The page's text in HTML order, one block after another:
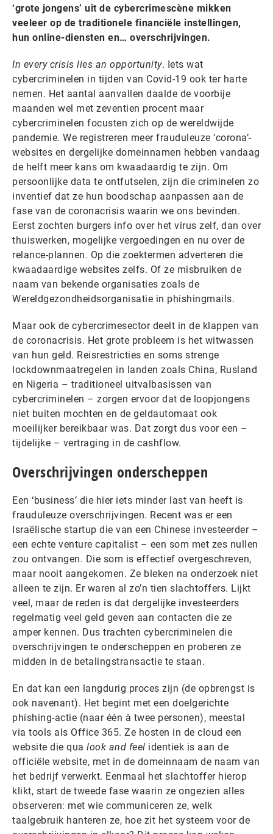
‘grote jongens’ uit de cybercrimescène mikken
veeleer op de traditionele financiële instellingen,
hun online-diensten en… overschrijvingen.
In every crisis lies an opportunity. Iets wat
cybercriminelen in tijden van Covid-19 ook ter harte
nemen. Het aantal aanvallen daalde de voorbije
maanden wel met zeventien procent maar
cybercriminelen focusten zich op de wereldwijde
pandemie. We registreren meer frauduleuze ‘corona’-
websites en dergelijke domeinnamen hebben vandaag
de helft meer kans om kwaadaardig te zijn. Om
persoonlijke data te ontfutselen, zijn die criminelen zo
inventief dat ze hun boodschap aanpassen aan de
fase van de coronacrisis waarin we ons bevinden.
Eerst zochten burgers info over het virus zelf, dan over
thuiswerken, mogelijke vergoedingen en nu over de
relance-plannen. Op die zoektermen adverteren die
kwaadaardige websites zelfs. Of ze misbruiken de
naam van bekende organisaties zoals de
Wereldgezondheidsorganisatie in phishingmails.
Maar ook de cybercrimesector deelt in de klappen van
de coronacrisis. Het grote probleem is het witwassen
van hun geld. Reisrestricties en soms strenge
lockdownmaatregelen in landen zoals China, Rusland
en Nigeria – traditioneel uitvalbasissen van
cybercriminelen – zorgen ervoor dat de loopjongens
niet buiten mochten en de geldautomaat ook
moeilijker bereikbaar was. Dat zorgt dus voor een –
tijdelijke – vertraging in de cashflow.
Overschrijvingen onderscheppen
Een ‘business’ die hier iets minder last van heeft is
frauduleuze overschrijvingen. Recent was er een
Israëlische startup die van een Chinese investeerder –
een echte venture capitalist – een som met zes nullen
zou ontvangen. Die som is effectief overgeschreven,
maar nooit aangekomen. Ze bleken na onderzoek niet
alleen te zijn. Er waren al zo’n tien slachtoffers. Lijkt
veel, maar de reden is dat dergelijke investeerders
regelmatig veel geld geven aan contacten die ze
amper kennen. Dus trachten cybercriminelen die
overschrijvingen te onderscheppen en proberen ze
midden in de betalingstransactie te staan.
En dat kan een langdurig proces zijn (de opbrengst is
ook navenant). Het begint met een doelgerichte
phishing-actie (naar één à twee personen), meestal
via tools als Office 365. Ze hosten in de cloud een
website die qua look and feel identiek is aan de
officiële website, met in de domeinnaam de naam van
het bedrijf verwerkt. Eenmaal het slachtoffer hierop
klikt, start de tweede fase waarin ze ongezien alles
observeren: met wie communiceren ze, welk
taalgebruik hanteren ze, hoe zit het systeem voor de